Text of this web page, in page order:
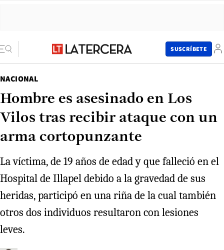
SUSCRÍBETE
NACIONAL
Hombre es asesinado en Los
Vilos tras recibir ataque con un
arma cortopunzante
La víctima, de 19 años de edad y que falleció en el
Hospital de Illapel debido a la gravedad de sus
heridas, participó en una riña de la cual también
otros dos individuos resultaron con lesiones
leves.